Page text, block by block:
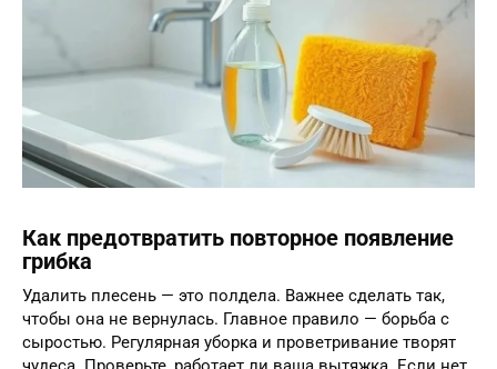
Как предотвратить повторное появление
грибка
Удалить плесень — это полдела. Важнее сделать так,
чтобы она не вернулась. Главное правило — борьба с
сыростью. Регулярная уборка и проветривание творят